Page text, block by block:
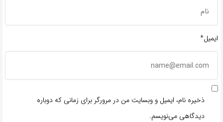
ایمیل*
ذخیره نام، ایمیل و وبسایت من در مرورگر برای زمانی که دوباره
دیدگاهی می‌نویسم.